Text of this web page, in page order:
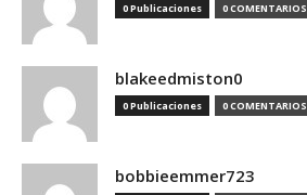
0 Publicaciones 0 COMENTARIOS
blakeedmiston0
0 Publicaciones 0 COMENTARIOS
bobbieemmer723